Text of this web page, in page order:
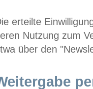
erteilte
Nutzung zum
über den